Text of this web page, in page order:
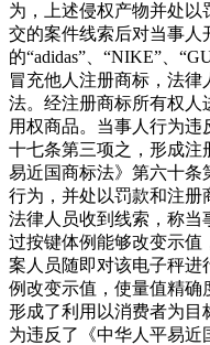
为，上述侵权产物并处以
交的案件线索后对当事人
的“adidas”、“NIKE”、
冒充他人注册商标，法
法。经注册商标所有权人
用权商品。当事人行为
十七条第三项之，形成注
易近国商标法》第六十条
行为，并处以罚款和注册
法律人员收到线索，称当
过按键体例能够改变示值
案人员随即对该电子秤进
例改变示值，使量值精确
形成了利用以消费者为目
为违反了《中华人平易